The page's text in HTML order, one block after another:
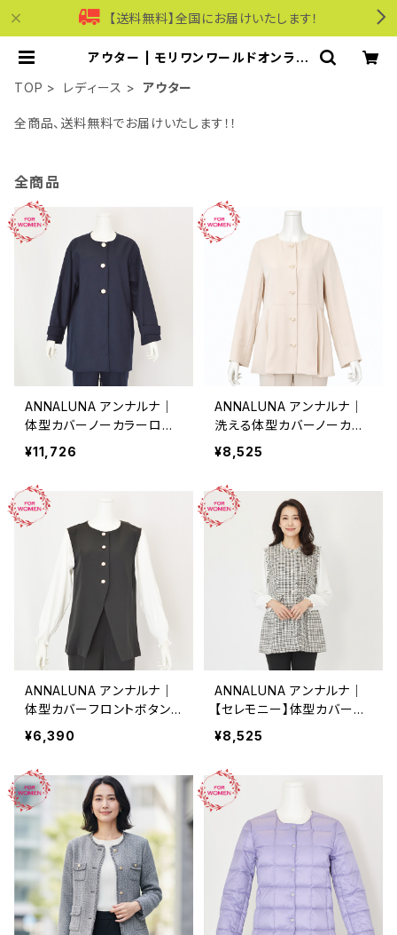
【送料無料】全国にお届けいたします！
アウター | モリワンワールドオンライ
TOP
レディース アウター
全商品、送料無料でお届けいたします！！
全商品
ANNALUNA アンナルナ｜
体型カバーノーカラーロン
グコート｜通勤通学 セレモ
ニー レディース ネイビー 5
¥11,726
ANNALUNA アンナルナ｜
洗える体型カバーノーカラ
ーペプラムジャケット｜セレ
モニー 通勤通学 レディー
¥8,525
ANNALUNA アンナルナ｜
体型カバーフロントボタン
ジレ｜セレモニー 通勤通学
レディース ブラック 53-01-
¥6,390
ANNALUNA アンナルナ｜
【セレモニー】体型カバーツ
イードフリンジジレ｜オンオ
フ レディース ブラック 53-
¥8,525